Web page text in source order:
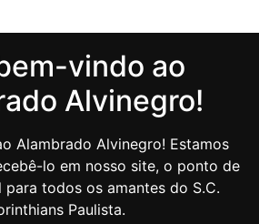
vindo ao
Alvinegro!
Alambrado Alvinegro! Estamos
lo em nosso site, o ponto de
todos os amantes do S.C.
Paulista.